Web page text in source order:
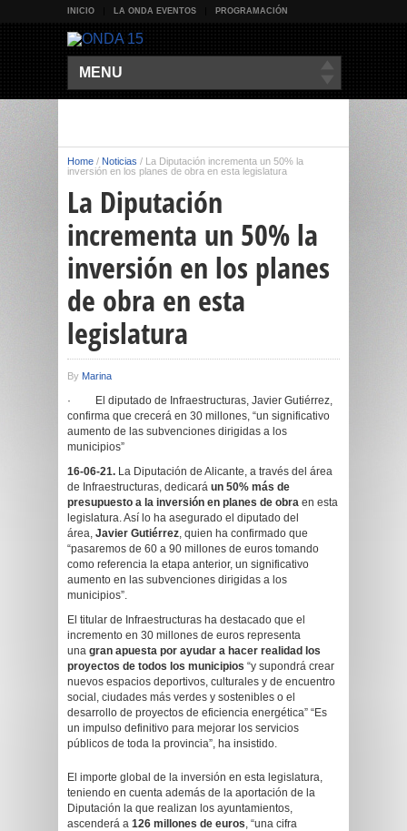
INICIO LA ONDA EVENTOS PROGRAMACIÓN
MENU
Home / Noticias / La Diputación incrementa un 50% la
inversión en los planes de obra en esta legislatura
La Diputación
incrementa un 50% la
inversión en los planes
de obra en esta
legislatura
By Marina
· El diputado de Infraestructuras, Javier Gutiérrez,
confirma que crecerá en 30 millones, “un significativo
aumento de las subvenciones dirigidas a los
municipios”
16-06-21. La Diputación de Alicante, a través del área
de Infraestructuras, dedicará un 50% más de
presupuesto a la inversión en planes de obra en esta
legislatura. Así lo ha asegurado el diputado del
área, Javier Gutiérrez, quien ha confirmado que
“pasaremos de 60 a 90 millones de euros tomando
como referencia la etapa anterior, un significativo
aumento en las subvenciones dirigidas a los
municipios”.
El titular de Infraestructuras ha destacado que el
incremento en 30 millones de euros representa
una gran apuesta por ayudar a hacer realidad los
proyectos de todos los municipios “y supondrá crear
nuevos espacios deportivos, culturales y de encuentro
social, ciudades más verdes y sostenibles o el
desarrollo de proyectos de eficiencia energética” “Es
un impulso definitivo para mejorar los servicios
públicos de toda la provincia”, ha insistido.
El importe global de la inversión en esta legislatura,
teniendo en cuenta además de la aportación de la
Diputación la que realizan los ayuntamientos,
ascenderá a 126 millones de euros, “una cifra